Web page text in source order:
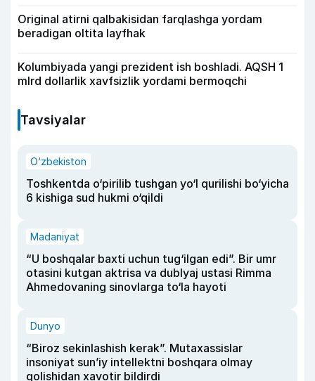
Original atirni qalbakisidan farqlashga yordam
beradigan oltita layfhak
Kolumbiyada yangi prezident ish boshladi. AQSH 1
mlrd dollarlik xavfsizlik yordami bermoqchi
Tavsiyalar
O‘zbekiston
Toshkentda o‘pirilib tushgan yo‘l qurilishi bo‘yicha
6 kishiga sud hukmi o‘qildi
Madaniyat
“U boshqalar baxti uchun tug‘ilgan edi”. Bir umr
otasini kutgan aktrisa va dublyaj ustasi Rimma
Ahmedovaning sinovlarga to‘la hayoti
Dunyo
“Biroz sekinlashish kerak”. Mutaxassislar
insoniyat sun’iy intellektni boshqara olmay
qolishidan xavotir bildirdi